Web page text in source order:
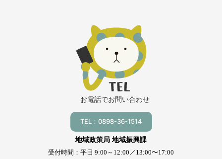
お電話でお問い合わせ
TEL：0898-36-1514
地域政策局 地域振興課
受付時間：平日 9:00～12:00／13:00〜17:00